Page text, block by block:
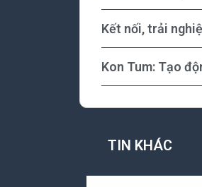
Kết nối, trải
Kon Tum: Tạo
TIN KHÁC